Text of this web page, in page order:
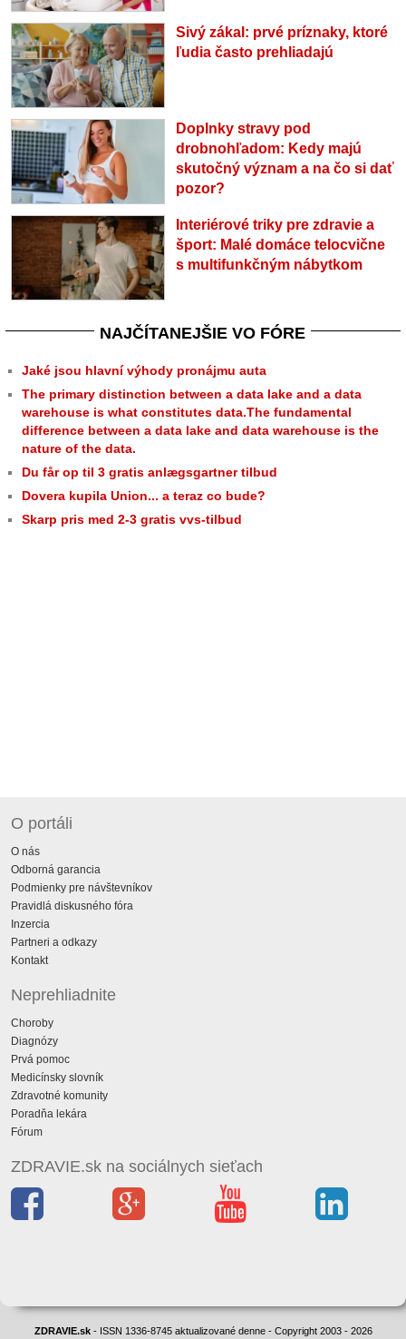
Sivý zákal: prvé príznaky, ktoré
ľudia často prehliadajú
Doplnky stravy pod
drobnohľadom: Kedy majú
skutočný význam a na čo si dať
pozor?
Interiérové triky pre zdravie a
šport: Malé domáce telocvične
s multifunkčným nábytkom
NAJČÍTANEJŠIE VO FÓRE
Jaké jsou hlavní výhody pronájmu auta
The primary distinction between a data lake and a data
warehouse is what constitutes data.The fundamental
difference between a data lake and data warehouse is the
nature of the data.
Du får op til 3 gratis anlægsgartner tilbud
Dovera kupila Union... a teraz co bude?
Skarp pris med 2-3 gratis vvs-tilbud
O portáli
O nás
Odborná garancia
Podmienky pre návštevníkov
Pravidlá diskusného fóra
Inzercia
Partneri a odkazy
Kontakt
Neprehliadnite
Choroby
Diagnózy
Prvá pomoc
Medicínsky slovník
Zdravotné komunity
Poradňa lekára
Fórum
ZDRAVIE.sk na sociálnych sieťach
ZDRAVIE.sk- ISSN 1336-8745 aktualizované denne - Copyright 2003 - 2026